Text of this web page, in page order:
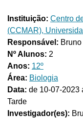
Instituição: Centro
(CCMAR),
Responsável:
Nº Alunos: 2
Anos: 12º
Área: Biologia
Data: de 10-07-2023
Tarde
Investigador(es):